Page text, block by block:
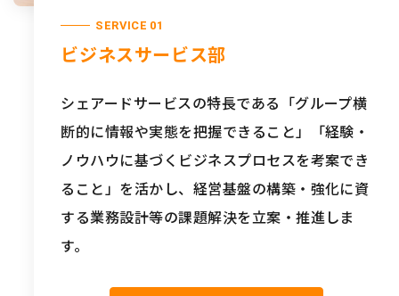
SERVICE 01
ビジネスサービス部
シェアードサービスの特長である「グループ横
断的に情報や実態を把握できること」「経験・
ノウハウに基づくビジネスプロセスを考案でき
ること」を活かし、経営基盤の構築・強化に資
する業務設計等の課題解決を立案・推進しま
す。